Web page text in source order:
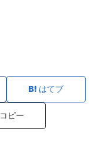
はてブ
コピー